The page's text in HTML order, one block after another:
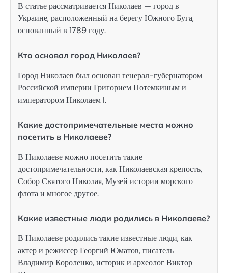
В статье рассматривается Николаев — город в
Украине, расположенный на берегу Южного Буга,
основанный в 1789 году.
Кто основал город Николаев?
Город Николаев был основан генерал-губернатором
Российской империи Григорием Потемкиным и
императором Николаем I.
Какие достопримечательные места можно
посетить в Николаеве?
В Николаеве можно посетить такие
достопримечательности, как Николаевская крепость,
Собор Святого Николая, Музей истории морского
флота и многое другое.
Какие известные люди родились в Николаеве?
В Николаеве родились такие известные люди, как
актер и режиссер Георгий Юматов, писатель
Владимир Короленко, историк и археолог Виктор